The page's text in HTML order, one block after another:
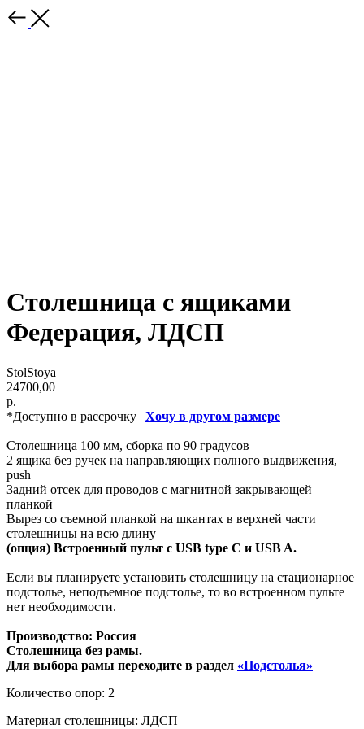
Столешница с ящиками
Федерация, ЛДСП
StolStoya
24700,00
р.
*Доступно в рассрочку | Хочу в другом размере
Столешница 100 мм, сборка по 90 градусов
2 ящика без ручек на направляющих полного выдвижения,
push
Задний отсек для проводов с магнитной закрывающей
планкой
Вырез со съемной планкой на шкантах в верхней части
столешницы на всю длину
(опция) Встроенный пульт с USB type C и USB A.
Если вы планируете установить столешницу на стационарное
подстолье, неподъемное подстолье, то во встроенном пульте
нет необходимости.
Производство: Россия
Столешница без рамы.
Для выбора рамы переходите в раздел «Подстолья»
Количество опор: 2
Материал столешницы: ЛДСП